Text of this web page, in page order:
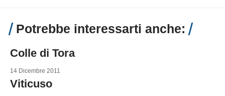
Potrebbe interessarti anche:
Colle di Tora
14 Dicembre 2011
Viticuso